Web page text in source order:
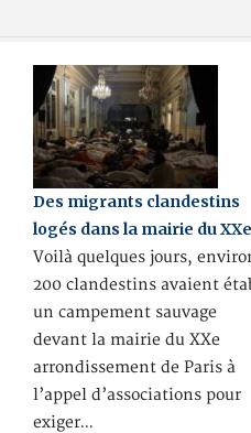
Des migrants clandestins
logés dans la mairie du XXe
Voilà quelques jours,
200 clandestins avaient
un campement sauvage
devant la mairie du XXe
arrondissement de Paris à
l’appel d’associations pour
exiger…